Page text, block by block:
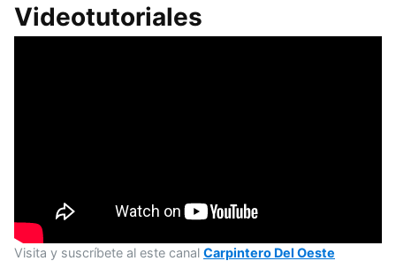
Videotutoriales
Visita y suscríbete al este canal Carpintero Del Oeste